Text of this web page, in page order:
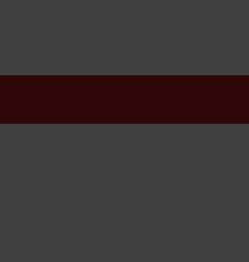
Inhaltsstoffe aus. Sie